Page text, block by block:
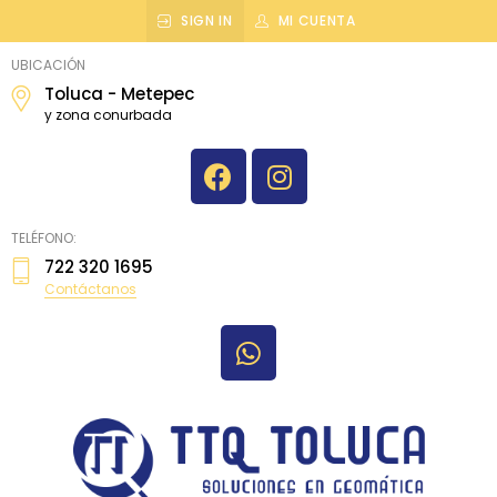
SIGN IN MI CUENTA
topografiatoluca
UBICACIÓN
Toluca - Metepec
y zona conurbada
TELÉFONO:
722 320 1695
Contáctanos